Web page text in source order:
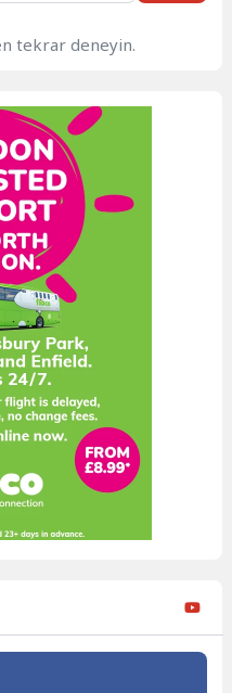
tekrar deneyin.